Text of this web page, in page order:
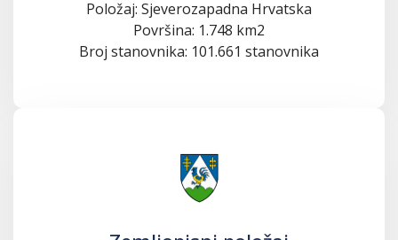
Položaj: Sjeverozapadna Hrvatska
Površina: 1.748 km2
Broj stanovnika: 101.661 stanovnika